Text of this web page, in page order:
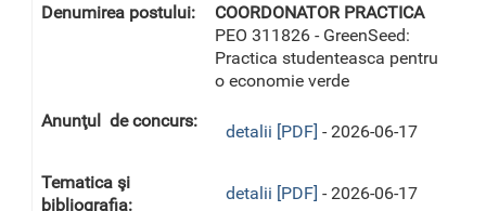
COORDONATOR PRACTICA
PEO 311826 - GreenSeed:
Practica studenteasca pentru
o economie verde
detalii [PDF] - 2026-06-17
detalii [PDF] - 2026-06-17